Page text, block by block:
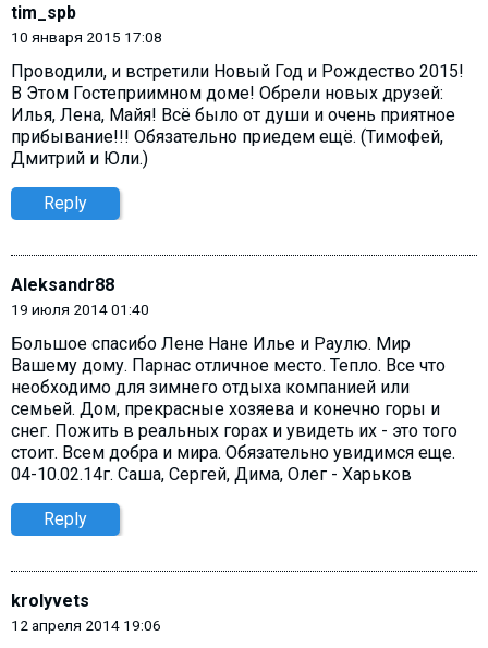
tim_spb
10 января 2015 17:08
Проводили, и встретили Новый Год и Рождество 2015!
В Этом Гостеприимном доме! Обрели новых друзей:
Илья, Лена, Майя! Всё было от души и очень приятное
прибывание!!! Обязательно приедем ещё. (Тимофей,
Дмитрий и Юли.)
Reply
Aleksandr88
19 июля 2014 01:40
Большое спасибо Лене Нане Илье и Раулю. Мир
Вашему дому. Парнас отличное место. Тепло. Все что
необходимо для зимнего отдыха компанией или
семьей. Дом, прекрасные хозяева и конечно горы и
снег. Пожить в реальных горах и увидеть их - это того
стоит. Всем добра и мира. Обязательно увидимся еще.
04-10.02.14г. Саша, Сергей, Дима, Олег - Харьков
Reply
krolyvets
12 апреля 2014 19:06